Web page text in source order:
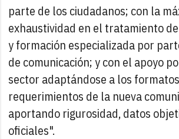
parte de los ciudadanos; con la
exhaustividad en el tratamiento
y formación especializada por
de comunicación; y con el apoyo
sector adaptándose a los
requerimientos de la nueva
aportando rigurosidad, datos
oficiales".